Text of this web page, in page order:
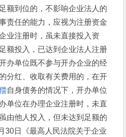
额到位的，不影响企业法人的
责任的能力，应视为注册资金
业注册时，虽未直接投入资
额投入，已达到企业法人注册
办单位既不参与开办企业的经
分红、收取有关费用的，在开
自身债务的情况下，开办单位
单位在办理企业注册时，未直
由他人投入，但未达到足额的
30日《最高人民法院关于企业